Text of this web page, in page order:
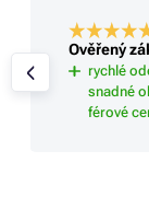
Ověřený
rychlé
snadné
férové